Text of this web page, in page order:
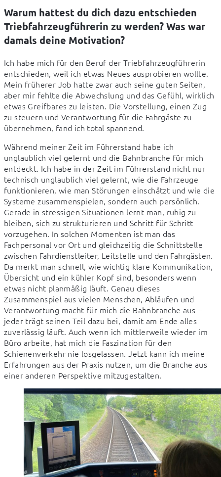
Warum hattest du dich dazu entschieden
Triebfahrzeugführerin zu werden? Was war
damals deine Motivation?
Ich habe mich für den Beruf der Triebfahrzeugführerin
entschieden, weil ich etwas Neues ausprobieren wollte.
Mein früherer Job hatte zwar auch seine guten Seiten,
aber mir fehlte die Abwechslung und das Gefühl, wirklich
etwas Greifbares zu leisten. Die Vorstellung, einen Zug
zu steuern und Verantwortung für die Fahrgäste zu
übernehmen, fand ich total spannend.
Während meiner Zeit im Führerstand habe ich
unglaublich viel gelernt und die Bahnbranche für mich
entdeckt. Ich habe in der Zeit im Führerstand nicht nur
technisch unglaublich viel gelernt, wie die Fahrzeuge
funktionieren, wie man Störungen einschätzt und wie die
Systeme zusammenspielen, sondern auch persönlich.
Gerade in stressigen Situationen lernt man, ruhig zu
bleiben, sich zu strukturieren und Schritt für Schritt
vorzugehen. In solchen Momenten ist man das
Fachpersonal vor Ort und gleichzeitig die Schnittstelle
zwischen Fahrdienstleiter, Leitstelle und den Fahrgästen.
Da merkt man schnell, wie wichtig klare Kommunikation,
Übersicht und ein kühler Kopf sind, besonders wenn
etwas nicht planmäßig läuft. Genau dieses
Zusammenspiel aus vielen Menschen, Abläufen und
Verantwortung macht für mich die Bahnbranche aus –
jeder trägt seinen Teil dazu bei, damit am Ende alles
zuverlässig läuft. Auch wenn ich mittlerweile wieder im
Büro arbeite, hat mich die Faszination für den
Schienenverkehr nie losgelassen. Jetzt kann ich meine
Erfahrungen aus der Praxis nutzen, um die Branche aus
einer anderen Perspektive mitzugestalten.